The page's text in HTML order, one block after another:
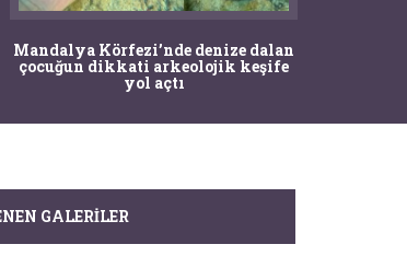
Mandalya Körfezi’nde denize dalan
çocuğun dikkati arkeolojik keşife
yol açtı
GALERILER